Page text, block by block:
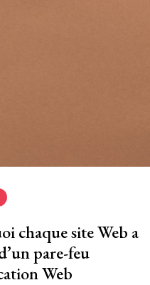
chaque site Web a
pare-feu
Web